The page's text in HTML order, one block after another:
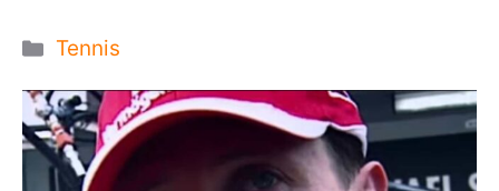
Categorie
Tennis